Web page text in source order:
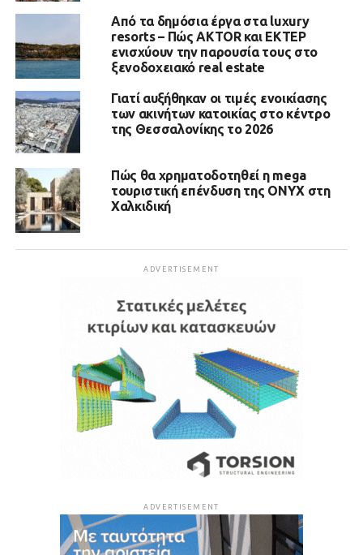
Από τα δημόσια έργα στα luxury
resorts – Πώς AKTOR και ΕΚΤΕΡ
ενισχύουν την παρουσία τους στο
ξενοδοχειακό real estate
Γιατί αυξήθηκαν οι τιμές ενοικίασης
των ακινήτων κατοικίας στο κέντρο
της Θεσσαλονίκης το 2026
Πώς θα χρηματοδοτηθεί η mega
τουριστική επένδυση της ONYX στη
Χαλκιδική
ADVERTISEMENT
ADVERTISEMENT